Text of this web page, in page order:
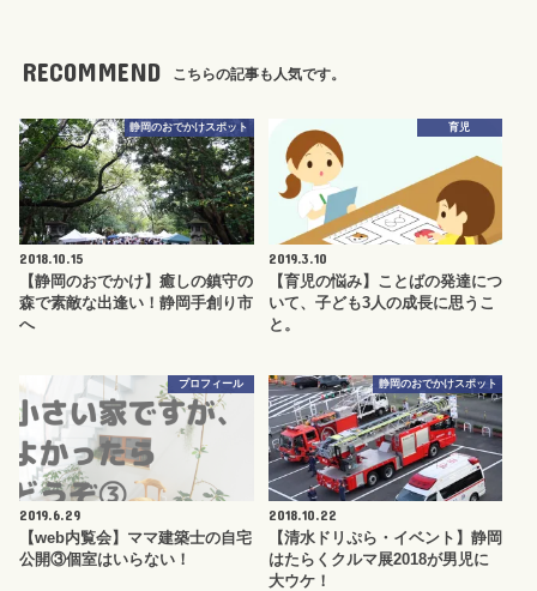
RECOMMEND こちらの記事も人気です。
静岡のおでかけスポット
2018.10.15
【静岡のおでかけ】癒しの鎮守の
森で素敵な出逢い！静岡手創り市
へ
育児
2019.3.10
【育児の悩み】ことばの発達につ
いて、子ども3人の成長に思うこ
と。
プロフィール
2019.6.29
【web内覧会】ママ建築士の自宅
公開③個室はいらない！
静岡のおでかけスポット
2018.10.22
【清水ドリぷら・イベント】静岡
はたらくクルマ展2018が男児に
大ウケ！